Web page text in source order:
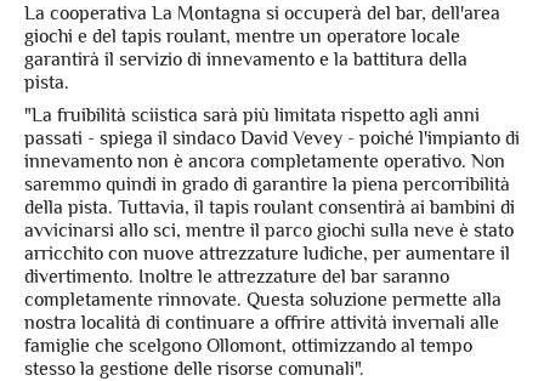
La cooperativa La Montagna si occuperà del bar, dell'area
giochi e del tapis roulant, mentre un operatore locale
garantirà il servizio di innevamento e la battitura della
pista.
"La fruibilità sciistica sarà più limitata rispetto agli anni
passati - spiega il sindaco David Vevey - poiché l'impianto di
innevamento non è ancora completamente operativo. Non
saremmo quindi in grado di garantire la piena percorribilità
della pista. Tuttavia, il tapis roulant consentirà ai bambini di
avvicinarsi allo sci, mentre il parco giochi sulla neve è stato
arricchito con nuove attrezzature ludiche, per aumentare il
divertimento. Inoltre le attrezzature del bar saranno
completamente rinnovate. Questa soluzione permette alla
nostra località di continuare a offrire attività invernali alle
famiglie che scelgono Ollomont, ottimizzando al tempo
stesso la gestione delle risorse comunali".